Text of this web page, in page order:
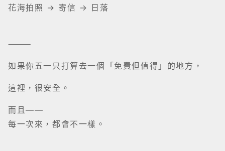
花海拍照 → 寄信 → 日落
⸻
如果你五一只打算去一個「免費但值得」的地方，
這裡，很安全。
而且——
每一次來，都會不一樣。